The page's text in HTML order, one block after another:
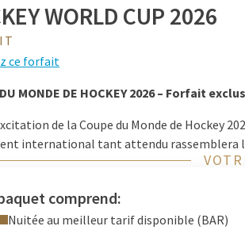
WORLD CUP 2026
ce forfait
MONDE DE HOCKEY 2026 – Forfait
de la Coupe du Monde de Hockey
international tant attendu rassemblera
unique.
votre séjour soit à la hauteur de
praticité.
comprend:
Nuitée au meilleur tarif disponible (BAR)